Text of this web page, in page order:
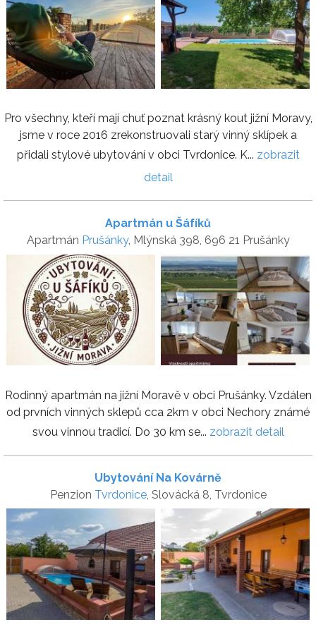
Pro všechny, kteří mají chuť poznat krásný kout jižní Moravy,
jsme v roce 2016 zrekonstruovali starý vinný sklípek a
přidali stylové ubytování v obci Tvrdonice. K... zobrazit
detail
Apartmán u Šáfíků
Apartmán Prušánky, Mlýnská 398, 696 21 Prušánky
Rodinný apartmán na jižní Moravě v obci Prušánky. Vzdálen
od prvních vinných sklepů cca 2km v obci Nechory známé
svou vinnou tradicí. Do 30 km se... zobrazit detail
Ubytování Na Kovárně
Penzion Tvrdonice, Slovácká 8, Tvrdonice